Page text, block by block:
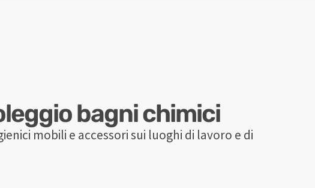
bagni chimici
mobili e accessori sui luoghi di lavoro e di